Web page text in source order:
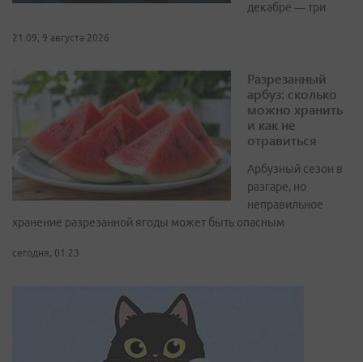
декабре — три
21:09, 9 августа 2026
Разрезанный
арбуз: сколько
можно хранить
и как не
отравиться
Арбузный сезон в
разгаре, но
неправильное
хранение разрезанной ягоды может быть опасным
сегодня, 01:23